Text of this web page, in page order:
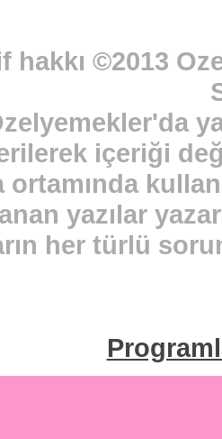
hakkı ©2013
içeriği
ortamında
yazılar
her türlü